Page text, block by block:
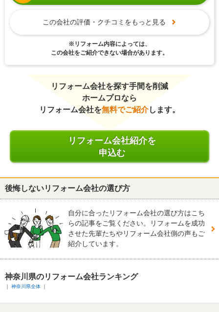
この会社の評価・クチコミをもっと見る
※リフォーム内容によっては、
この会社をご紹介できない場合があります。
リフォーム会社を探す手間を削減
ホームプロなら
リフォーム会社を無料でご紹介します。
リフォーム会社紹介を
申込む
後悔しないリフォーム会社の選び方
自分に合ったリフォーム会社の選び方はこち
らの記事をご覧ください。リフォームを成功
させた先輩たちやリフォーム会社側の声もご
紹介しています。
神奈川県のリフォーム会社ランキング
神奈川県全体